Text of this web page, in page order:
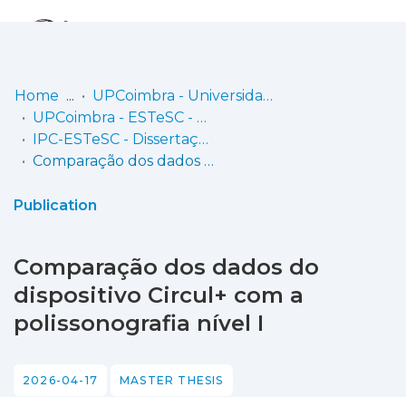
Communities
& Collections
Statistics
Home
UPCoimbra - Universidade Politécnica de Coimbra
UPCoimbra - ESTeSC - Escola Superior de Tecnologia da Saúde de Coimbra
IPC-ESTeSC - Dissertações de mestrado
Comparação dos dados do dispositivo Circul+ com a polissonografia nível I
Publication
Comparação dos dados do
dispositivo Circul+ com a
polissonografia nível I
2026-04-17 MASTER THESIS